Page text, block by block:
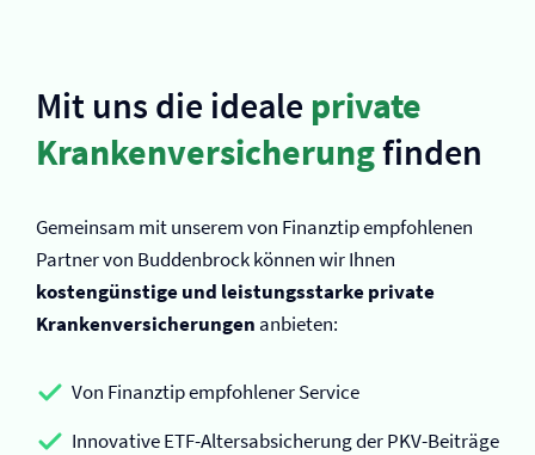
Mit uns die ideale private
Kranken­versicherungfinden
Gemeinsam mit unserem von Finanztip empfohlenen
Partner von Buddenbrock können wir Ihnen
kostengünstige und leistungsstarke private
Kranken­versicherungen anbieten:
Von Finanztip empfohlener Service
Innovative ETF-Altersabsicherung der PKV-Beiträge